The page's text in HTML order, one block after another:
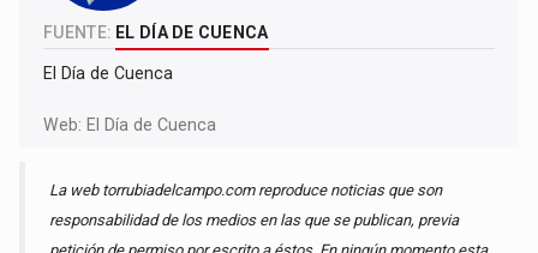
FUENTE: EL DÍA DE CUENCA
El Día de Cuenca
Web: El Día de Cuenca
La web torrubiadelcampo.com reproduce noticias que son
responsabilidad de los medios en las que se publican, previa